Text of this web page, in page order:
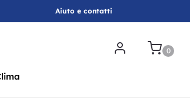
Aiuto e contatti
0